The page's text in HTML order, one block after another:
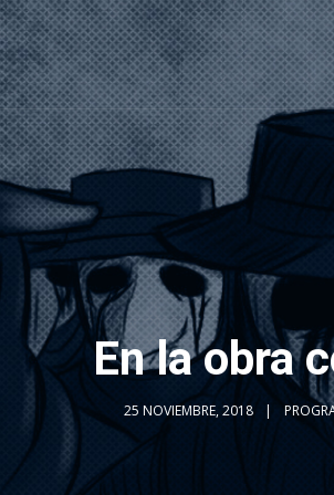
En la obra
25 NOVIEMBRE, 2018